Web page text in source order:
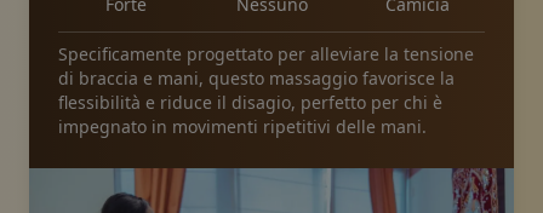
Specificamente progettato per alleviare la tensione
di braccia e mani, questo massaggio favorisce la
flessibilità e riduce il disagio, perfetto per chi è
impegnato in movimenti ripetitivi delle mani.